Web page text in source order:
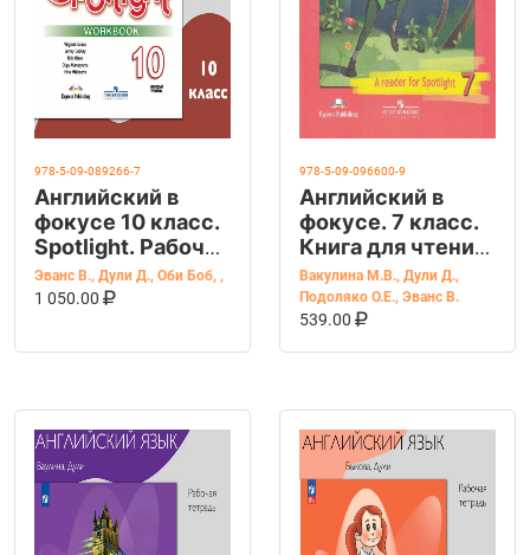
978-5-09-089266-7
Английский в
фокусе 10 класс.
Spotlight. Рабочая
тетрадь
Эванс В., Дули Д., Оби Боб, ,
1 050.00
В КОРЗИНУ
978-5-09-096600-9
Английский в
фокусе. 7 класс.
Книга для чтения
Питер Пен
Вакулина М.В., Дули Д.,
Подоляко О.Е., Эванс В.
539.00
В КОРЗИНУ